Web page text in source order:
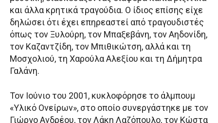
και άλλα κρητικά τραγούδια. Ο ίδιος επίσης είχε
δηλώσει ότι έχει επηρεαστεί από τραγουδιστές
όπως τον Ξυλούρη, τον Μπαξεβάνη, τον Αηδονίδη,
τον Καζαντζίδη, τον Μπιθικώτση, αλλά και τη
Μοσχολιού, τη Χαρούλα Αλεξίου και τη Δήμητρα
Γαλάνη.
Τον Ιούνιο του 2001, κυκλοφόρησε το άλμπουμ
«Υλικό Ονείρων», στο οποίο συνεργάστηκε με τον
Γιώργο Ανδρέου, τον Λάκη Λαζόπουλο, τον Κώστα